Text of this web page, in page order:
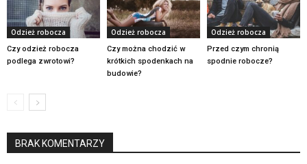
Odzież robocza
Czy odzież robocza
podlega zwrotowi?
Odzież robocza
Czy można chodzić w
krótkich spodenkach na
budowie?
Odzież robocza
Przed czym chronią
spodnie robocze?
BRAK KOMENTARZY